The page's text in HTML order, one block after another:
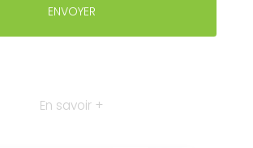
En savoir +